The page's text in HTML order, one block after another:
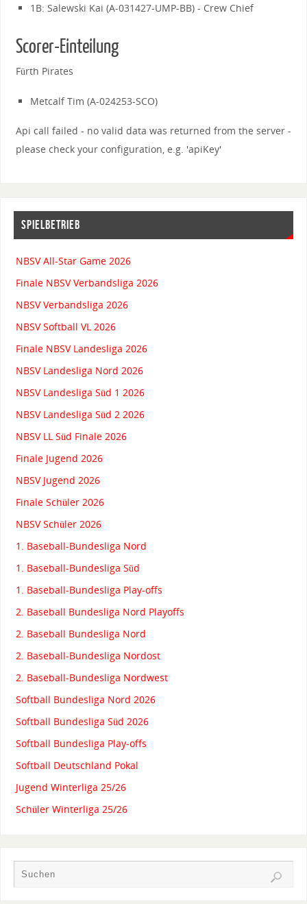
1B: Salewski Kai (A-031427-UMP-BB) - Crew Chief
Scorer-Einteilung
Fürth Pirates
Metcalf Tim (A-024253-SCO)
Api call failed - no valid data was returned from the server -
please check your configuration, e.g. 'apiKey'
SPIELBETRIEB
NBSV All-Star Game 2026
Finale NBSV Verbandsliga 2026
NBSV Verbandsliga 2026
NBSV Softball VL 2026
Finale NBSV Landesliga 2026
NBSV Landesliga Nord 2026
NBSV Landesliga Süd 1 2026
NBSV Landesliga Süd 2 2026
NBSV LL Süd Finale 2026
Finale Jugend 2026
NBSV Jugend 2026
Finale Schüler 2026
NBSV Schüler 2026
1. Baseball-Bundesliga Nord
1. Baseball-Bundesliga Süd
1. Baseball-Bundesliga Play-offs
2. Baseball Bundesliga Nord Playoffs
2. Baseball Bundesliga Nord
2. Baseball-Bundesliga Nordost
2. Baseball-Bundesliga Nordwest
Softball Bundesliga Nord 2026
Softball Bundesliga Süd 2026
Softball Bundesliga Play-offs
Softball Deutschland Pokal
Jugend Winterliga 25/26
Schüler Winterliga 25/26